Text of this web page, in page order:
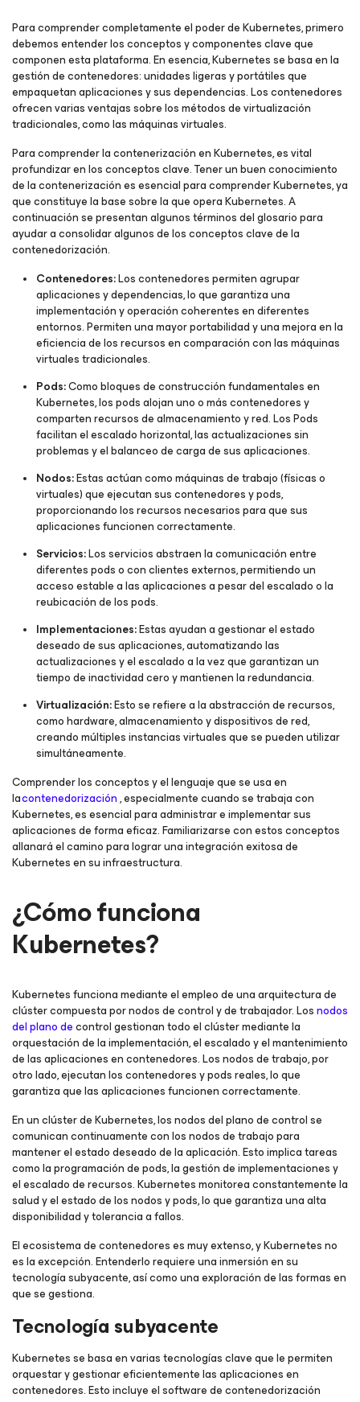
Para comprender completamente el poder de Kubernetes, primero
debemos entender los conceptos y componentes clave que
componen esta plataforma. En esencia, Kubernetes se basa en la
gestión de contenedores: unidades ligeras y portátiles que
empaquetan aplicaciones y sus dependencias. Los contenedores
ofrecen varias ventajas sobre los métodos de virtualización
tradicionales, como las máquinas virtuales.
Para comprender la contenerización en Kubernetes, es vital
profundizar en los conceptos clave. Tener un buen conocimiento
de la contenerización es esencial para comprender Kubernetes, ya
que constituye la base sobre la que opera Kubernetes. A
continuación se presentan algunos términos del glosario para
ayudar a consolidar algunos de los conceptos clave de la
contenedorización.
Contenedores:Los contenedores permiten agrupar
aplicaciones y dependencias, lo que garantiza una
implementación y operación coherentes en diferentes
entornos. Permiten una mayor portabilidad y una mejora en la
eficiencia de los recursos en comparación con las máquinas
virtuales tradicionales.
Pods:Como bloques de construcción fundamentales en
Kubernetes, los pods alojan uno o más contenedores y
comparten recursos de almacenamiento y red. Los Pods
facilitan el escalado horizontal, las actualizaciones sin
problemas y el balanceo de carga de sus aplicaciones.
Nodos:Estas actúan como máquinas de trabajo (físicas o
virtuales) que ejecutan sus contenedores y pods,
proporcionando los recursos necesarios para que sus
aplicaciones funcionen correctamente.
Servicios:Los servicios abstraen la comunicación entre
diferentes pods o con clientes externos, permitiendo un
acceso estable a las aplicaciones a pesar del escalado o la
reubicación de los pods.
Implementaciones:Estas ayudan a gestionar el estado
deseado de sus aplicaciones, automatizando las
actualizaciones y el escalado a la vez que garantizan un
tiempo de inactividad cero y mantienen la redundancia.
Virtualización:Esto se refiere a la abstracción de recursos,
como hardware, almacenamiento y dispositivos de red,
creando múltiples instancias virtuales que se pueden utilizar
simultáneamente.
Comprender los conceptos y el lenguaje que se usa en
lacontenedorización, especialmente cuando se trabaja con
Kubernetes, es esencial para administrar e implementar sus
aplicaciones de forma eficaz. Familiarizarse con estos conceptos
allanará el camino para lograr una integración exitosa de
Kubernetes en su infraestructura.
¿Cómo funciona
Kubernetes?
Kubernetes funciona mediante el empleo de una arquitectura de
clúster compuesta por nodos de control y de trabajador. Losnodos
del plano decontrol gestionan todo el clúster mediante la
orquestación de la implementación, el escalado y el mantenimiento
de las aplicaciones en contenedores. Los nodos de trabajo, por
otro lado, ejecutan los contenedores y pods reales, lo que
garantiza que las aplicaciones funcionen correctamente.
En un clúster de Kubernetes, los nodos del plano de control se
comunican continuamente con los nodos de trabajo para
mantener el estado deseado de la aplicación. Esto implica tareas
como la programación de pods, la gestión de implementaciones y
el escalado de recursos. Kubernetes monitorea constantemente la
salud y el estado de los nodos y pods, lo que garantiza una alta
disponibilidad y tolerancia a fallos.
El ecosistema de contenedores es muy extenso, y Kubernetes no
es la excepción. Entenderlo requiere una inmersión en su
tecnología subyacente, así como una exploración de las formas en
que se gestiona.
Tecnología subyacente
Kubernetes se basa en varias tecnologías clave que le permiten
orquestar y gestionar eficientemente las aplicaciones en
contenedores. Esto incluye el software de contenedorización